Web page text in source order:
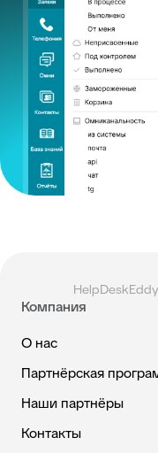
Компания
О нас
Партнёрская
Наши партнёры
Контакты